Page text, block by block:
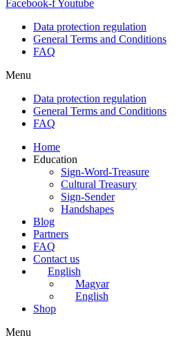
Facebook-f Youtube
Data protection regulation
General Terms and Conditions
FAQ
Menu
Data protection regulation
General Terms and Conditions
FAQ
Home
Education
Sign-Word-Treasure
Cultural Treasury
Sign-Sender
Handshapes
Blog
Partners
FAQ
Contact us
English
Magyar
English
Shop
Menu